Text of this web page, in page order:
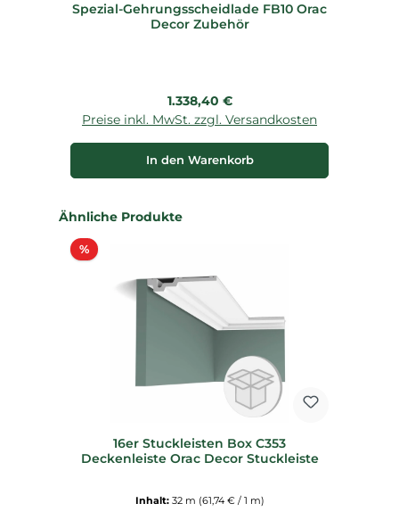
Spezial-Gehrungsscheidlade FB10 Orac
Decor Zubehör
Regulärer Preis:
1.338,40 €
Preise inkl. MwSt. zzgl. Versandkosten
In den Warenkorb
Produktgalerie überspringen
Ähnliche Produkte
%Rabatt
16er Stuckleisten Box C353
Deckenleiste Orac Decor Stuckleiste
Inhalt: 32 m (61,74 € / 1 m)